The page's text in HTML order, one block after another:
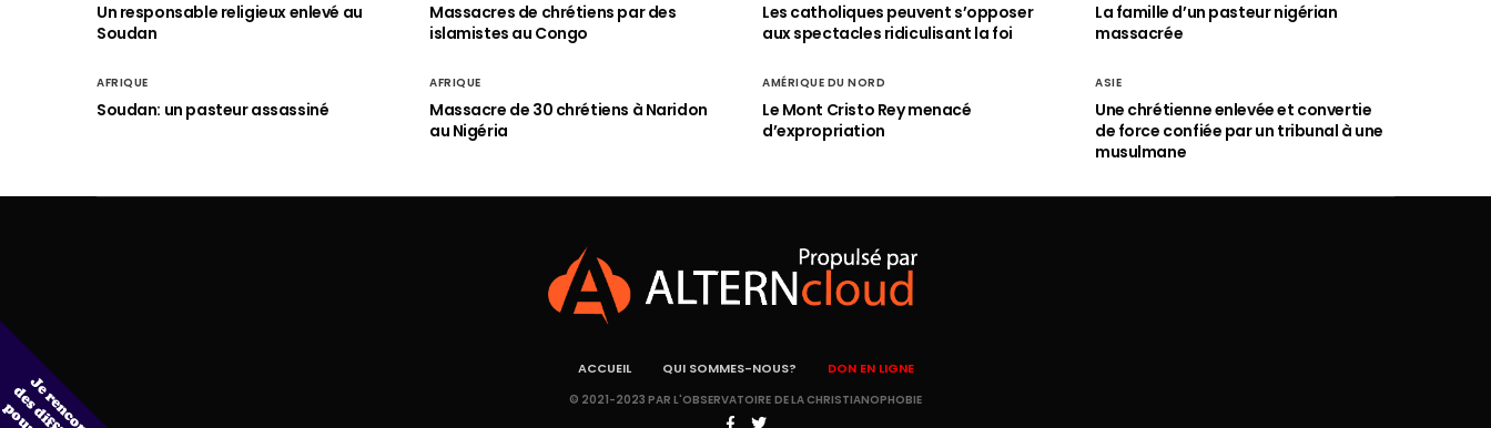
Un responsable religieux enlevé au
Soudan
Massacres de chrétiens par des
islamistes au Congo
Les catholiques peuvent s’opposer
aux spectacles ridiculisant la foi
La famille d’un pasteur nigérian
massacrée
AFRIQUE
Soudan: un pasteur assassiné
AFRIQUE
Massacre de 30 chrétiens à Naridon
au Nigéria
AMÉRIQUE DU NORD
Le Mont Cristo Rey menacé
d’expropriation
ASIE
Une chrétienne enlevée et convertie
de force confiée par un tribunal à une
musulmane
ACCUEIL QUI SOMMES-NOUS? DON EN LIGNE
© 2021-2023 PAR L'OBSERVATOIRE DE LA CHRISTIANOPHOBIE